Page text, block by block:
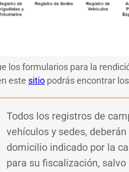
los formularios para la
este sitio podrás encontrar
Todos los registros de
vehículos y sedes,
domicilio indicado por la
para su fiscalización,